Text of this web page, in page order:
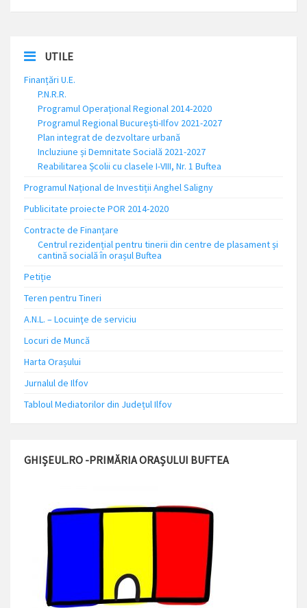
UTILE
Finanțări U.E.
P.N.R.R.
Programul Operațional Regional 2014-2020
Programul Regional București-Ilfov 2021-2027
Plan integrat de dezvoltare urbană
Incluziune și Demnitate Socială 2021-2027
Reabilitarea Școlii cu clasele I-VIII, Nr. 1 Buftea
Programul Național de Investiții Anghel Saligny
Publicitate proiecte POR 2014-2020
Contracte de Finanțare
Centrul rezidențial pentru tinerii din centre de plasament și
cantină socială în orașul Buftea
Petiție
Teren pentru Tineri
A.N.L. – Locuinţe de serviciu
Locuri de Muncă
Harta Orașului
Jurnalul de Ilfov
Tabloul Mediatorilor din Județul Ilfov
GHIȘEUL.RO -PRIMĂRIA ORAȘULUI BUFTEA